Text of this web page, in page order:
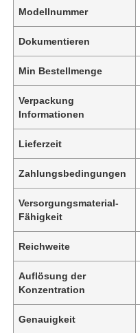
Modellnummer
Dokumentieren
Min Bestellmenge
Verpackung
Informationen
Lieferzeit
Zahlungsbedingungen
Versorgungsmaterial-
Fähigkeit
Reichweite
Auflösung der
Konzentration
Genauigkeit